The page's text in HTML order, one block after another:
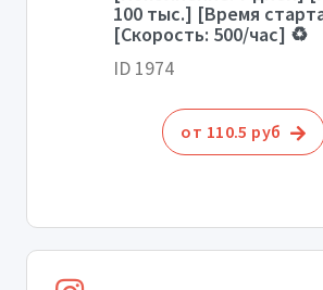
100 тыс.] [Время
[Скорость: 500/час] ♻️
ID 1974
от 110.5 руб